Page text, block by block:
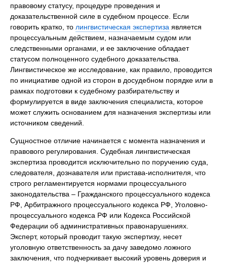
правовому статусу, процедуре проведения и
доказательственной силе в судебном процессе. Если
говорить кратко, то лингвистическая экспертиза является
процессуальным действием, назначаемым судом или
следственными органами, и ее заключение обладает
статусом полноценного судебного доказательства.
Лингвистическое же исследование, как правило, проводится
по инициативе одной из сторон в досудебном порядке или в
рамках подготовки к судебному разбирательству и
формулируется в виде заключения специалиста, которое
может служить основанием для назначения экспертизы или
источником сведений.
Сущностное отличие начинается с момента назначения и
правового регулирования. Судебная лингвистическая
экспертиза проводится исключительно по поручению суда,
следователя, дознавателя или пристава-исполнителя, что
строго регламентируется нормами процессуального
законодательства – Гражданского процессуального кодекса
РФ, Арбитражного процессуального кодекса РФ, Уголовно-
процессуального кодекса РФ или Кодекса Российской
Федерации об административных правонарушениях.
Эксперт, который проводит такую экспертизу, несет
уголовную ответственность за дачу заведомо ложного
заключения, что подчеркивает высокий уровень доверия и